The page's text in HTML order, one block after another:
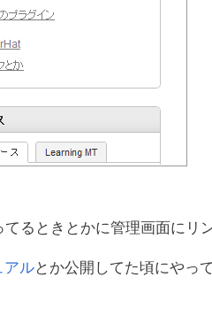
るときとかに管理画面にリ
アルとか公開してた頃にやっ